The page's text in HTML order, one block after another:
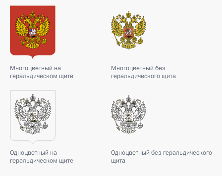
Многоцветный на
геральдическом щите
Многоцветный без
геральдического щита
Одноцветный на
геральдическом щите
Одноцветный без геральдического
щита